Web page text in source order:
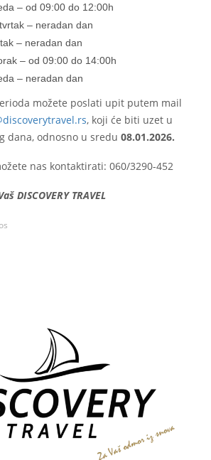
– od 09:00 do 12:00h
– neradan dan
– neradan dan
– od 09:00 do 14:00h
– neradan dan
možete poslati upit putem mail
, koji će biti uzet u
dana, odnosno u sredu 08.01.2026.
nas kontaktirati: 060/3290-452
DISCOVERY TRAVEL